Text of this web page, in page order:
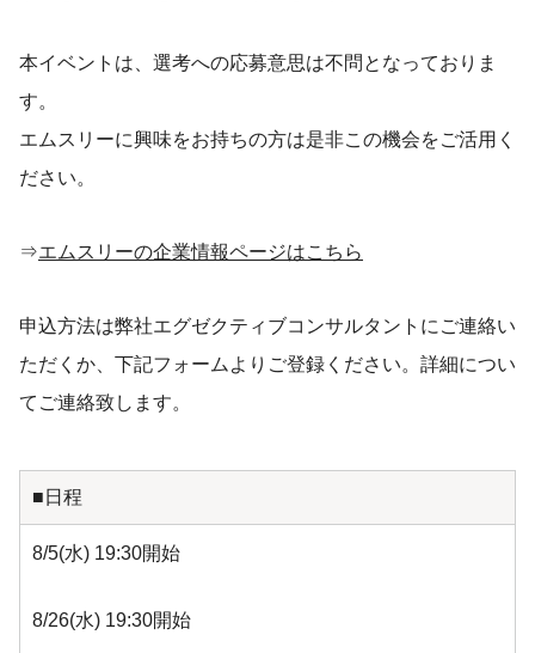
本イベントは、選考への応募意思は不問となっておりま
す。
エムスリーに興味をお持ちの方は是非この機会をご活用く
ださい。
⇒エムスリーの企業情報ページはこちら
申込方法は弊社エグゼクティブコンサルタントにご連絡い
ただくか、下記フォームよりご登録ください。詳細につい
てご連絡致します。
■日程
8/5(水) 19:30開始
8/26(水) 19:30開始